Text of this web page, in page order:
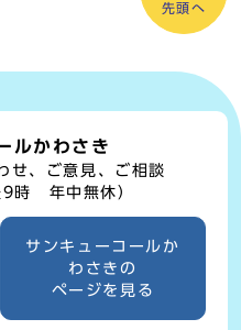
先頭へ
ルかわさき
せ、ご意見、ご相談
9時 年中無休）
サンキューコールか
わさきの
ページを見る